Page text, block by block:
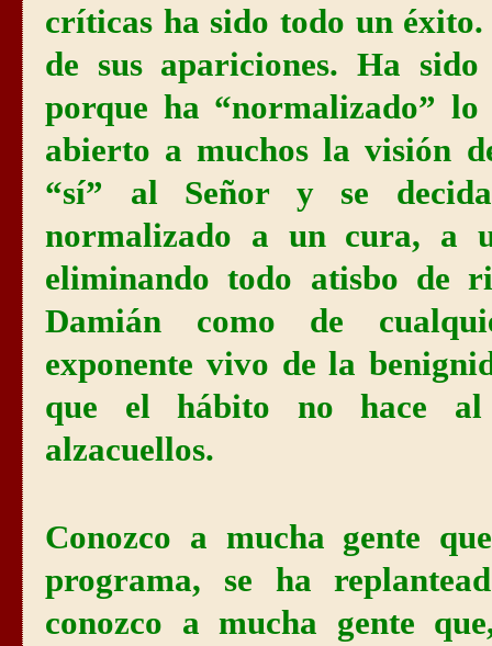
críticas ha sido todo un
de sus apariciones. Ha
porque ha “normalizado”
abierto a muchos la visión
“sí” al Señor y se
normalizado a un cura, a
eliminando todo atisbo de
Damián como de
exponente vivo de la
que el hábito no hace al
alzacuellos.
Conozco a mucha gente
programa, se ha
conozco a mucha gente